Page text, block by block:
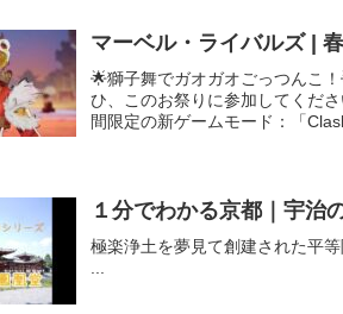
マーベル・ライバルズ |
🌟獅子舞でガオガオごっつんこ
ひ、このお祭りに参加してくだ
間限定の新ゲームモード：「
１分でわかる京都｜宇治
極楽浄土を夢見て創建された平